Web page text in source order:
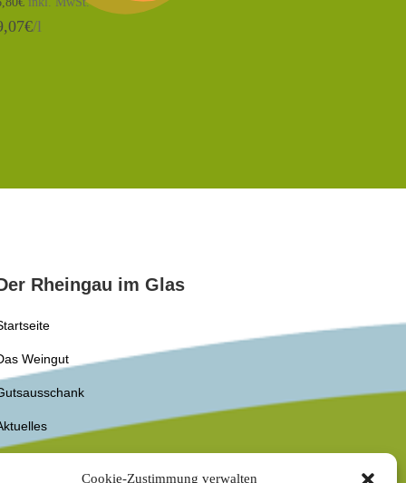
Cookie-Zustimmung verwalten
€/l
Rheingau im Glas
Weingut